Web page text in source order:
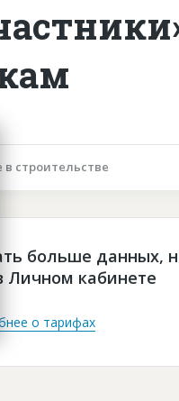
в строительстве
больше данных,
Личном кабинете
о тарифах